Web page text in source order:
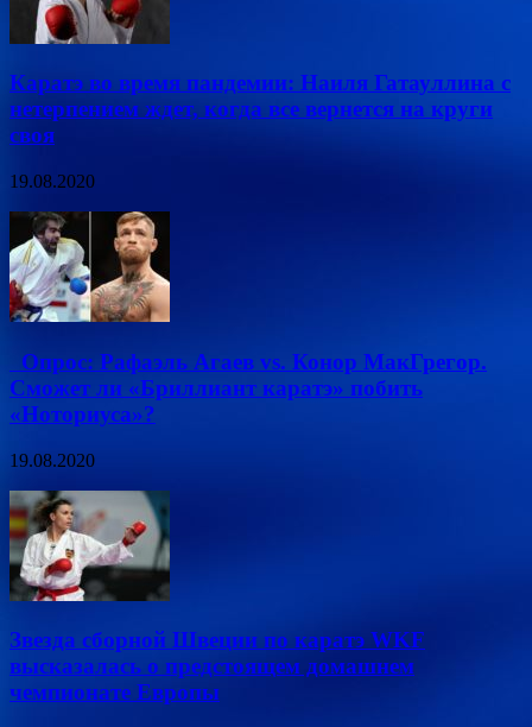
Каратэ во время пандемии: Наиля Гатауллина с
нетерпением ждет, когда все вернется на круги
своя
19.08.2020
Опрос: Рафаэль Агаев vs. Конор МакГрегор.
Сможет ли «Бриллиант каратэ» побить
«Ноториуса»?
19.08.2020
Звезда сборной Швеции по каратэ WKF
высказалась о предстоящем домашнем
чемпионате Европы